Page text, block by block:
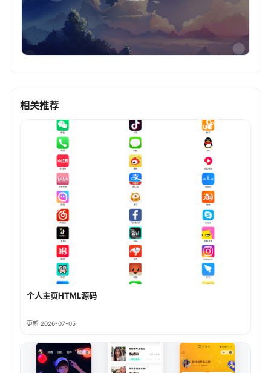
相关推荐
个人主页HTML源码
更新 2026-07-05